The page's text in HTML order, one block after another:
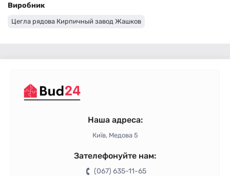
Виробник
Цегла рядова Кирпичный завод Жашков
Наша адреса:
Київ, Медова 5
Зателефонуйте нам:
(067) 635-11-65